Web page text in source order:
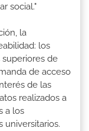
social."
la
los
de
de acceso
de las
realizados a
a los
universitarios.